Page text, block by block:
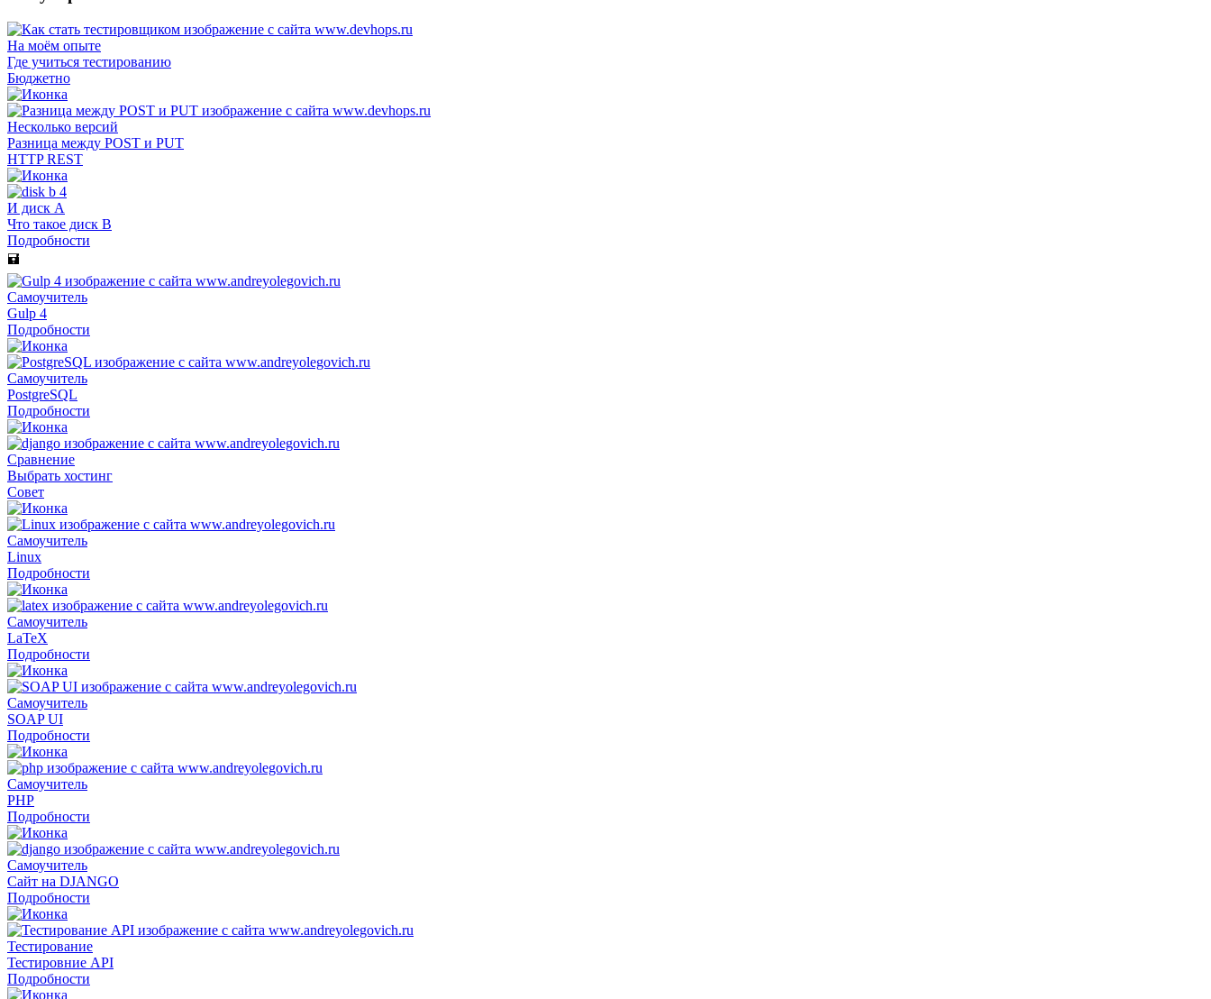
На моём опыте
Где учиться тестированию
Бюджетно
Несколько версий
Разница между POST и PUT
HTTP REST
И диск A
Что такое диск B
Подробности
🖬
Самоучитель
Gulp 4
Подробности
Самоучитель
PostgreSQL
Подробности
Сравнение
Выбрать хостинг
Совет
Самоучитель
Linux
Подробности
Самоучитель
LaTeX
Подробности
Самоучитель
SOAP UI
Подробности
Самоучитель
PHP
Подробности
Самоучитель
Сайт на DJANGO
Подробности
Тестирование
Тестировние API
Подробности